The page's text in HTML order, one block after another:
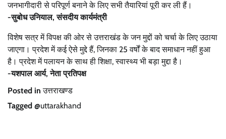
जनभागीदारी से परिपूर्ण बनाने के लिए सभी तैयारियां पूरी कर ली हैं।
-सुबोध उनियाल, संसदीय कार्यमंत्री
विशेष सत्र में विपक्ष की ओर से उत्तराखंड के जन मुद्दों को चर्चा के लिए उठाया
जाएगा। प्रदेश में कई ऐसे मुद्दे हैं, जिनका 25 वर्षों के बाद समाधान नहीं हुआ
है। प्रदेश में पलायन के साथ ही शिक्षा, स्वास्थ्य भी बड़ा मुद्दा है।
-यशपाल आर्य, नेता प्रतिपक्ष
Posted inउत्तराखण्ड
Tagged @uttarakhand